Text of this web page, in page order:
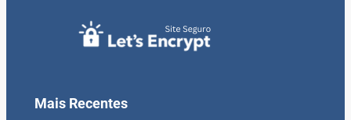
Mais Recentes